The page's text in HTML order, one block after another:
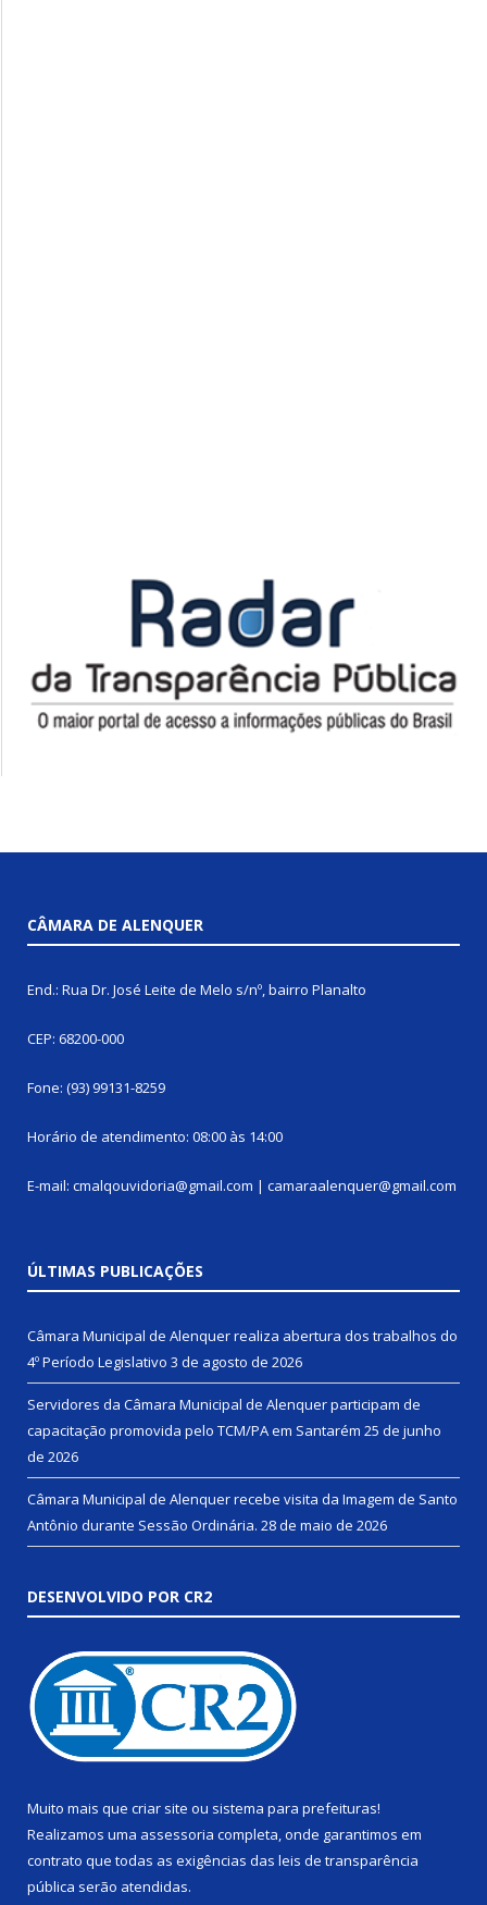
CÂMARA DE ALENQUER
End.: Rua Dr. José Leite de Melo s/nº, bairro Planalto
CEP: 68200-000
Fone: (93) 99131-8259
Horário de atendimento: 08:00 às 14:00
E-mail: cmalqouvidoria@gmail.com | camaraalenquer@gmail.com
ÚLTIMAS PUBLICAÇÕES
Câmara Municipal de Alenquer realiza abertura dos trabalhos do
4º Período Legislativo 3 de agosto de 2026
Servidores da Câmara Municipal de Alenquer participam de
capacitação promovida pelo TCM/PA em Santarém 25 de junho
de 2026
Câmara Municipal de Alenquer recebe visita da Imagem de Santo
Antônio durante Sessão Ordinária. 28 de maio de 2026
DESENVOLVIDO POR CR2
Muito mais que criar site ou sistema para prefeituras!
Realizamos uma assessoria completa, onde garantimos em
contrato que todas as exigências das leis de transparência
pública serão atendidas.